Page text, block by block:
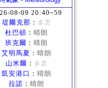
08-09 20:40~59
堤爾克那 ： 多雲
杜巴頓 ： 晴朗
班克爾 ： 晴朗
艾明馬夏 ： 晴朗
山米爾 ： 多雲
凱安港口 ： 晴朗
拉諾 ： 晴朗